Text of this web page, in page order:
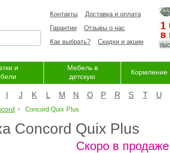
Контакты
Доставка и оплата
Гарантии
Отзывы о нас
Как выбрать?
Скидки и акции
и
Мебель в
детскую
Кормление
J K L M N O P R S T U
Concord Quix Plus
Concord Quix Plus
Скоро в продаже